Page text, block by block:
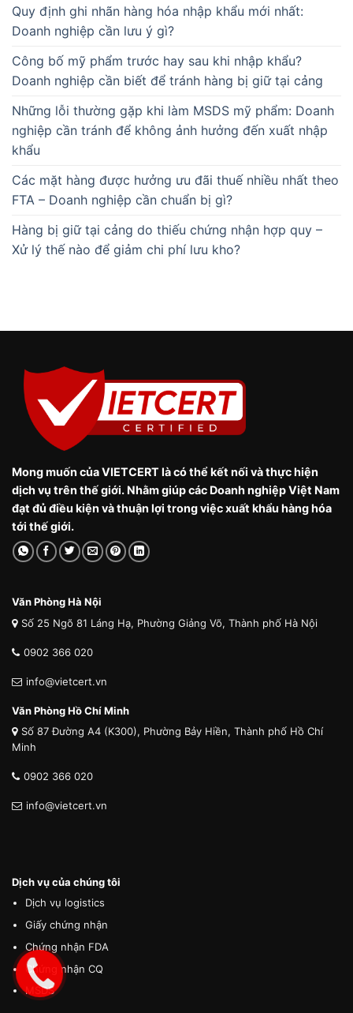
Quy định ghi nhãn hàng hóa nhập khẩu mới nhất:
Doanh nghiệp cần lưu ý gì?
Công bố mỹ phẩm trước hay sau khi nhập khẩu?
Doanh nghiệp cần biết để tránh hàng bị giữ tại cảng
Những lỗi thường gặp khi làm MSDS mỹ phẩm: Doanh
nghiệp cần tránh để không ảnh hưởng đến xuất nhập
khẩu
Các mặt hàng được hưởng ưu đãi thuế nhiều nhất theo
FTA – Doanh nghiệp cần chuẩn bị gì?
Hàng bị giữ tại cảng do thiếu chứng nhận hợp quy –
Xử lý thế nào để giảm chi phí lưu kho?
Mong muốn của VIETCERT là có thể kết nối và thực hiện
dịch vụ trên thế giới. Nhằm giúp các Doanh nghiệp Việt Nam
đạt đủ điều kiện và thuận lợi trong việc xuất khẩu hàng hóa
tới thế giới.
Văn Phòng Hà Nội
Số 25 Ngõ 81 Láng Hạ, Phường Giảng Võ, Thành phố Hà Nội
0902 366 020
info@vietcert.vn
Văn Phòng Hồ Chí Minh
Số 87 Đường A4 (K300), Phường Bảy Hiền, Thành phố Hồ Chí
Minh
0902 366 020
info@vietcert.vn
Dịch vụ của chúng tôi
Dịch vụ logistics
Giấy chứng nhận
Chứng nhận FDA
Chứng nhận CQ
MSDS